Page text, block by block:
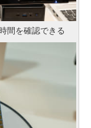
間を確認できる